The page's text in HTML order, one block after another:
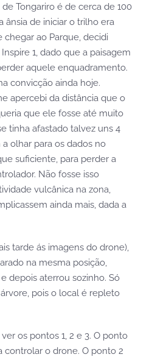
Tongariro é de cerca de 100
ânsia de iniciar o trilho era
ao Parque, decidi
1, dado que a paisagem
aquele enquadramento.
convicção ainda hoje.
apercebi da distância que o
que ele fosse até muito
tinha afastado talvez uns 4
olhar para os dados no
suficiente, para perder a
Não fosse isso
vulcânica na zona,
ainda mais, dada a
tarde ás imagens do drone),
na mesma posição,
depois aterrou sozinho. Só
pois o local é repleto
os pontos 1, 2 e 3. O ponto
controlar o drone. O ponto 2